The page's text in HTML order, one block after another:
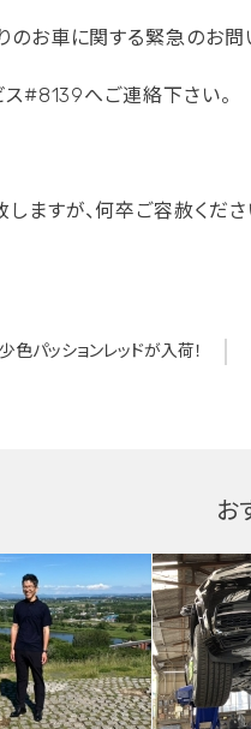
のお車に関する緊急のお
#8139へご連絡下さい。
ますが、何卒ご容赦くだ
パッションレッドが入荷！
お